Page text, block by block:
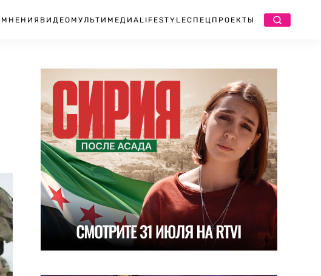
МНЕНИЯ ВИДЕО МУЛЬТИМЕДИА LIFESTYLEСПЕЦПРОЕКТЫ